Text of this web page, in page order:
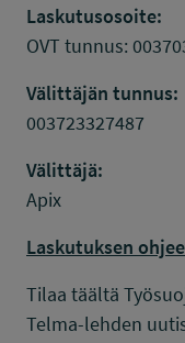
Laskutusosoite:
OVT tunnus:
Välittäjän tunnus:
003723327487
Välittäjä:
Apix
Laskutuksen
Tilaa täältä
Telma-lehden